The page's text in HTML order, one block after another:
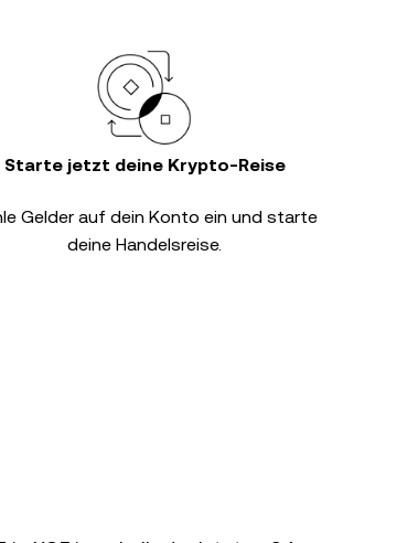
Starte jetzt deine Krypto-Reise
Gelder auf dein Konto ein und starte
deine Handelsreise.